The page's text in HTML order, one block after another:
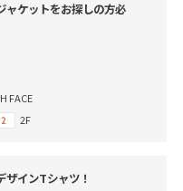
ャケットをお探しの方必
FACE
2F
ザインTシャツ！